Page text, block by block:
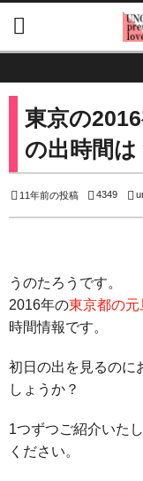
東京の
の出時間
11年前の投稿 4349
うのたろうです。
2016年の東京都の元
時間情報です。
初日の出を見るのに
しょうか？
1つずつご紹介いた
ください。